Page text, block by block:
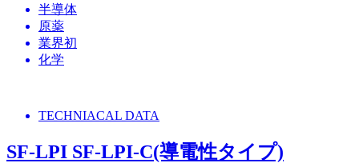
半導体
原薬
業界初
化学
TECHNIACAL DATA
SF-LPI SF-LPI-C(導電性タイプ)